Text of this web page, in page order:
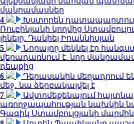
մանրամասներ
4
Խստորեն դատապարտում
Ռուբինյանի կողմից
լինելը. Դանիել Իոաննիսյան
5
Նորայրը մեկնել էր
վերադառնում է. նոր
դեպքից
6
Դերասանին մեղադրում
մեջ․ նա ձերբակալվել է
7
Ավտոմեքենայում
առողջապահության նախկին
Գագիկ Ստամբուլցյանի